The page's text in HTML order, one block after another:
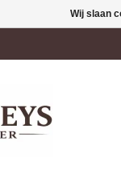
Wij slaan